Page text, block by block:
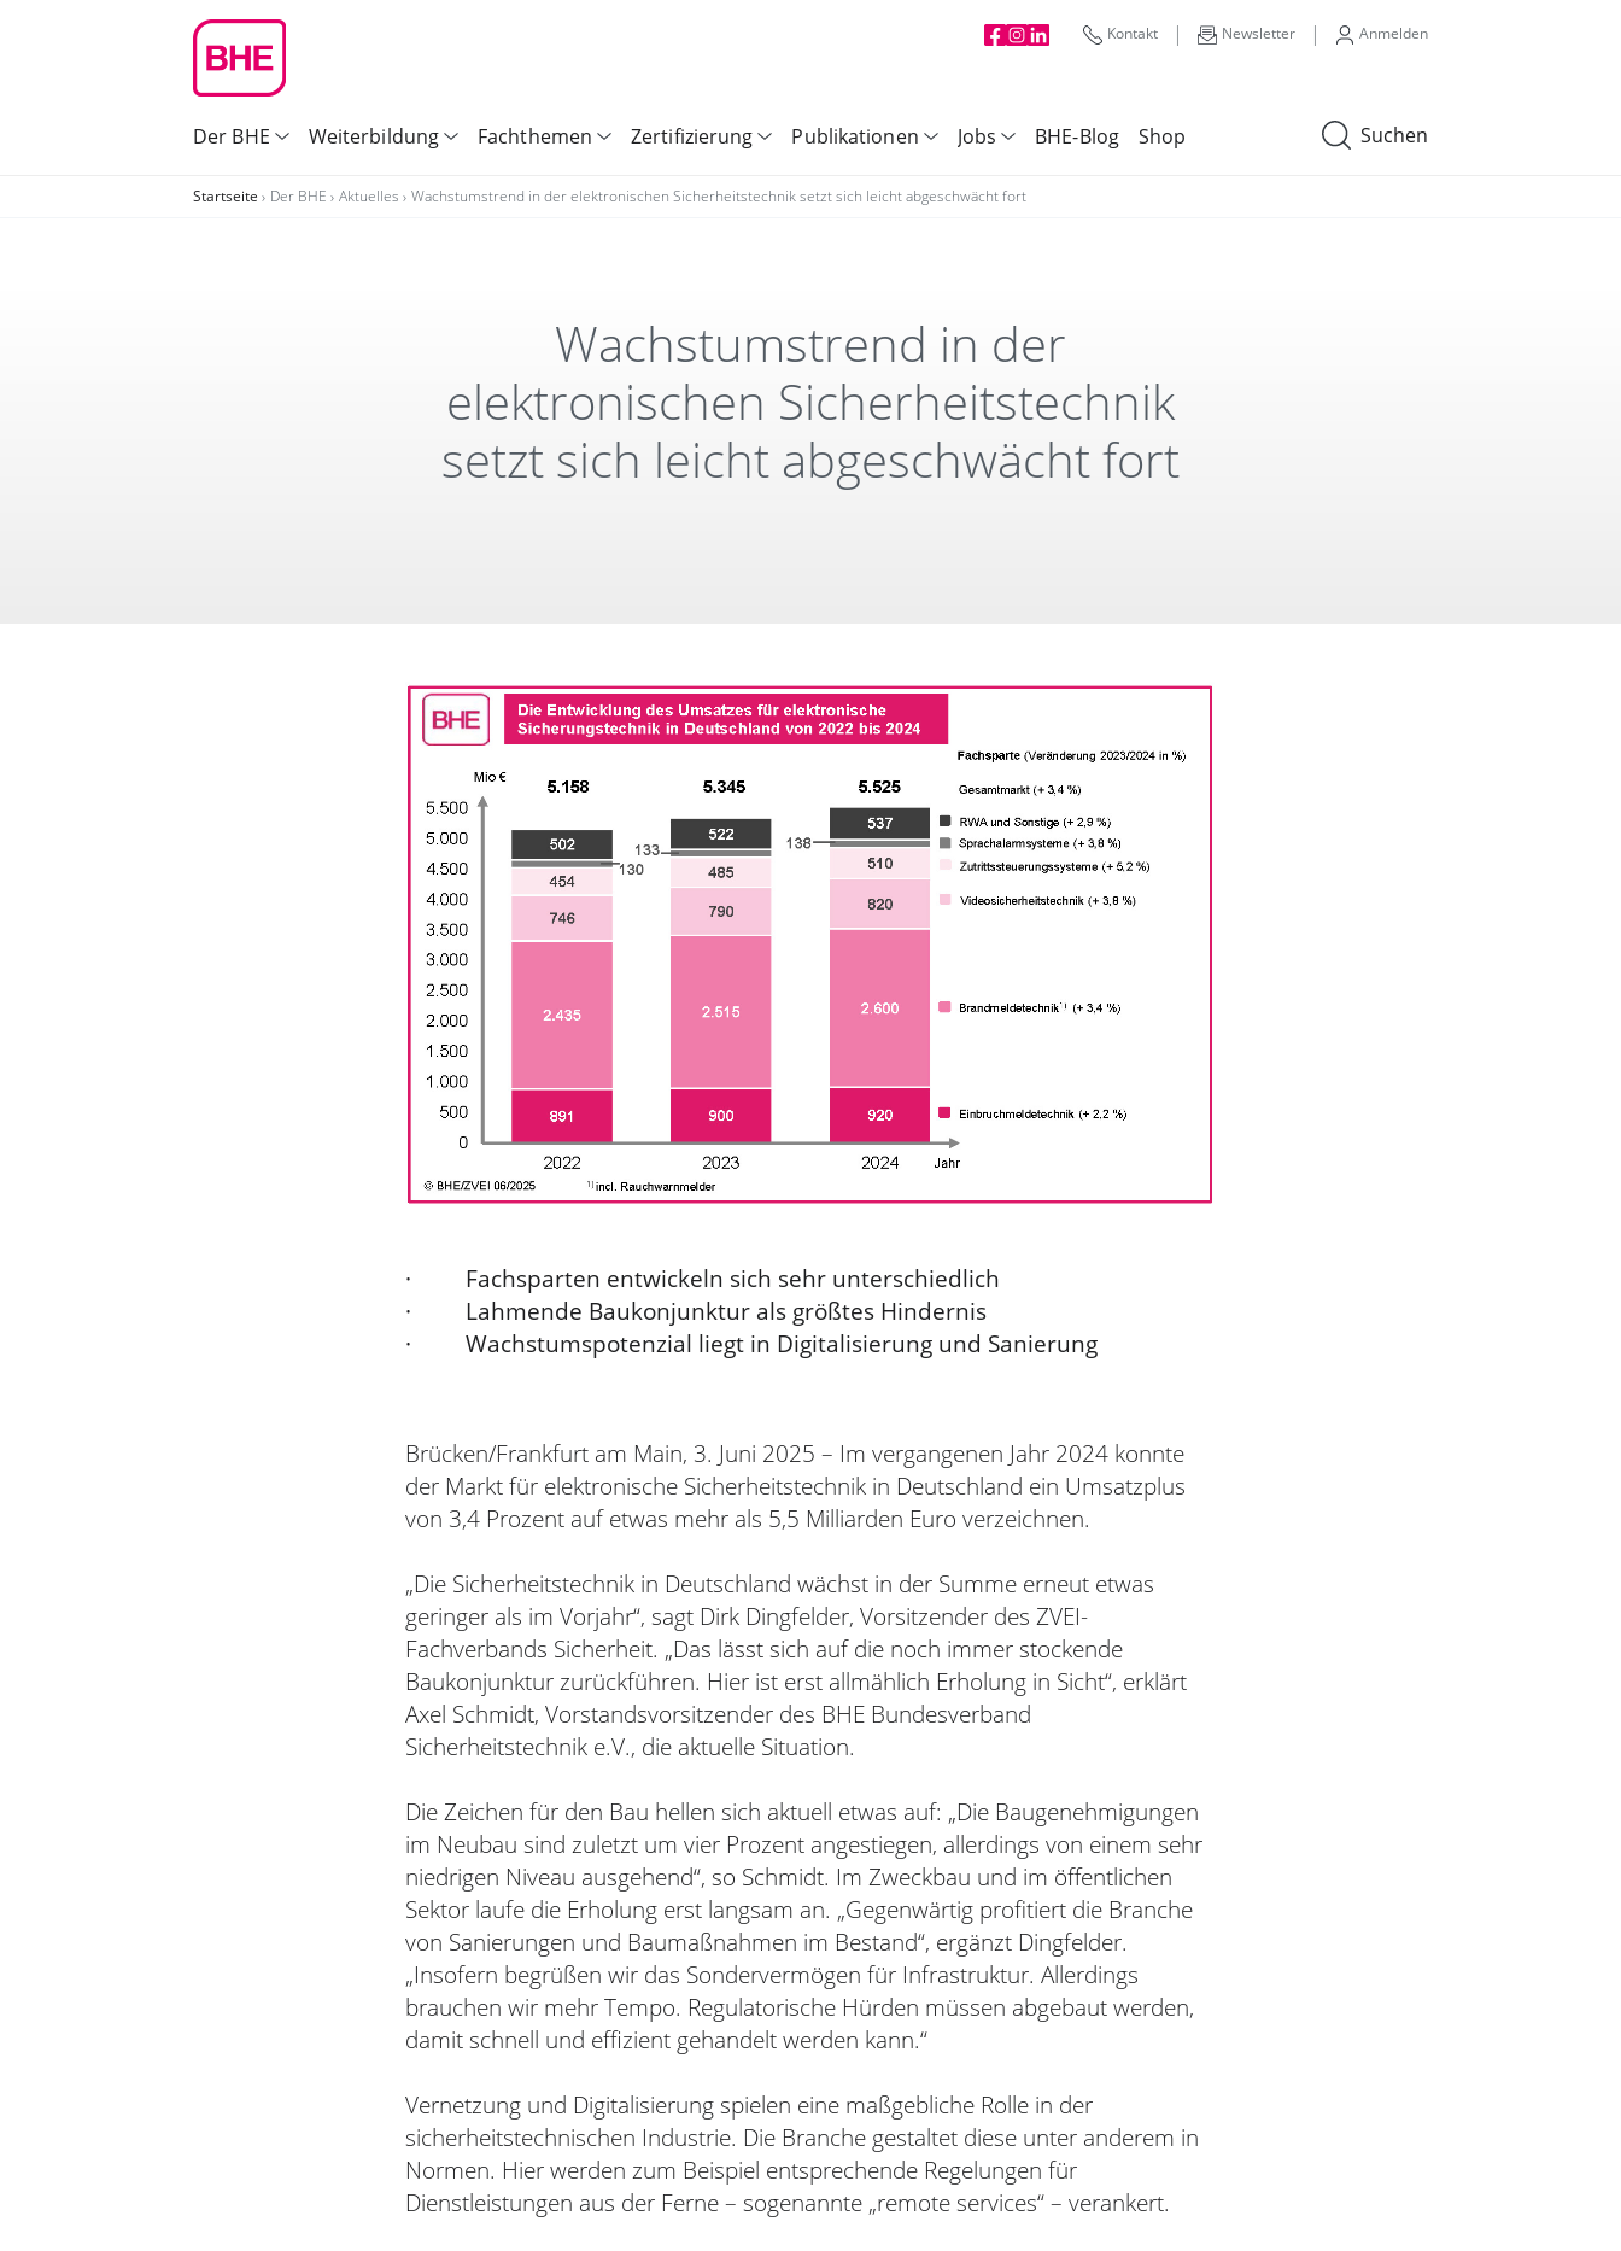
Suchen
Der BHE Weiterbildung Fachthemen Zertifizierung Publikationen Jobs BHE-Blog Shop
Kontakt | Newsletter | Anmelden
Startseite Der BHE Aktuelles Wachstumstrend in der elektronischen Sicherheitstechnik setzt sich leicht abgeschwächt fort
Wachstumstrend in der
elektronischen Sicherheitstechnik
setzt sich leicht abgeschwächt fort
· Fachsparten entwickeln sich sehr unterschiedlich
· Lahmende Baukonjunktur als größtes Hindernis
· Wachstumspotenzial liegt in Digitalisierung und Sanierung
Brücken/Frankfurt am Main, 3. Juni 2025 – Im vergangenen Jahr 2024 konnte
der Markt für elektronische Sicherheitstechnik in Deutschland ein Umsatzplus
von 3,4 Prozent auf etwas mehr als 5,5 Milliarden Euro verzeichnen.
„Die Sicherheitstechnik in Deutschland wächst in der Summe erneut etwas
geringer als im Vorjahr“, sagt Dirk Dingfelder, Vorsitzender des ZVEI-
Fachverbands Sicherheit. „Das lässt sich auf die noch immer stockende
Baukonjunktur zurückführen. Hier ist erst allmählich Erholung in Sicht“, erklärt
Axel Schmidt, Vorstandsvorsitzender des BHE Bundesverband
Sicherheitstechnik e.V., die aktuelle Situation.
Die Zeichen für den Bau hellen sich aktuell etwas auf: „Die Baugenehmigungen
im Neubau sind zuletzt um vier Prozent angestiegen, allerdings von einem sehr
niedrigen Niveau ausgehend“, so Schmidt. Im Zweckbau und im öffentlichen
Sektor laufe die Erholung erst langsam an. „Gegenwärtig profitiert die Branche
von Sanierungen und Baumaßnahmen im Bestand“, ergänzt Dingfelder.
„Insofern begrüßen wir das Sondervermögen für Infrastruktur. Allerdings
brauchen wir mehr Tempo. Regulatorische Hürden müssen abgebaut werden,
damit schnell und effizient gehandelt werden kann.“
Vernetzung und Digitalisierung spielen eine maßgebliche Rolle in der
sicherheitstechnischen Industrie. Die Branche gestaltet diese unter anderem in
Normen. Hier werden zum Beispiel entsprechende Regelungen für
Dienstleistungen aus der Ferne – sogenannte „remote services“ – verankert.